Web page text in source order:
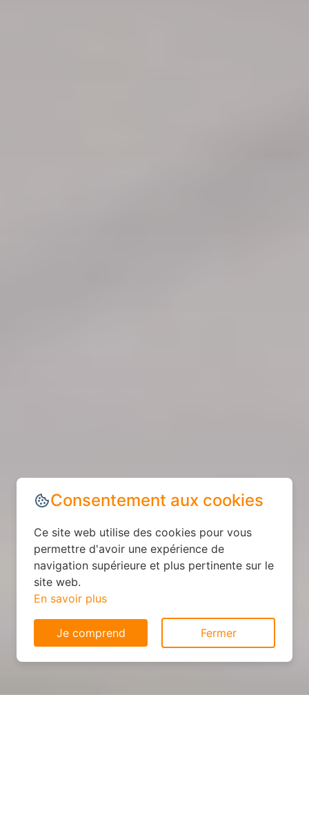
Consentement aux cookies
Ce site web utilise des cookies pour vous
permettre d'avoir une expérience de
navigation supérieure et plus pertinente sur le
site web.
En savoir plus
Je comprend Fermer